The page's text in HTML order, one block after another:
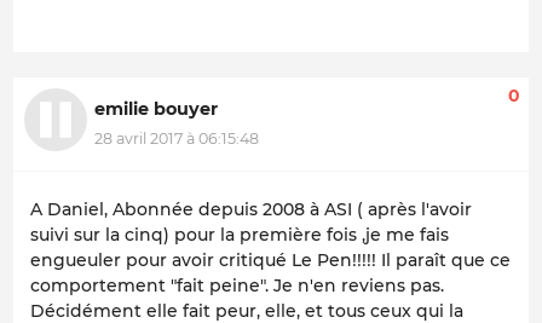
emilie bouyer
28 avril 2017 à 06:15:48
0
A Daniel, Abonnée depuis 2008 à ASI ( après l'avoir
suivi sur la cinq) pour la première fois ,je me fais
engueuler pour avoir critiqué Le Pen!!!!! Il paraît que ce
comportement "fait peine". Je n'en reviens pas.
Décidément elle fait peur, elle, et tous ceux qui la